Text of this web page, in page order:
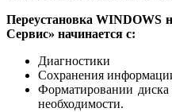
Переустановка WINDOWS
Сервис» начинается с:
Диагностики
Сохранения
Форматировании диска
необходимости.